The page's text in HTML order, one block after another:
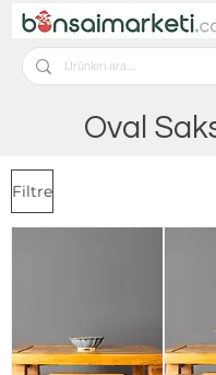
Oval
Filtre